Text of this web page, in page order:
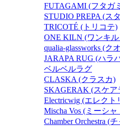
FUTAGAMI (フタガ
STUDIO PREPA (ス
TRICOTÉ (トリコテ)
ONE KILN (ワンキ
qualia-glassworks (ク
JARAPA RUG (ハラ
ベルベルラグ
CLASKA (クラスカ)
SKAGERAK (スケア
Electricwig (エレクト
Mischa Vos (ミーシ
Chamber Orchestra (